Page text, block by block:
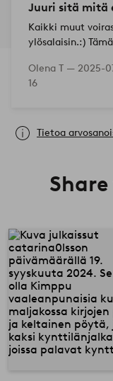
Juuri sitä mitä
Kaikki muut
ylösalaisin.:)
Lurpack-
etsin ja löysin
Olena T — 2025-
16
Tietoa